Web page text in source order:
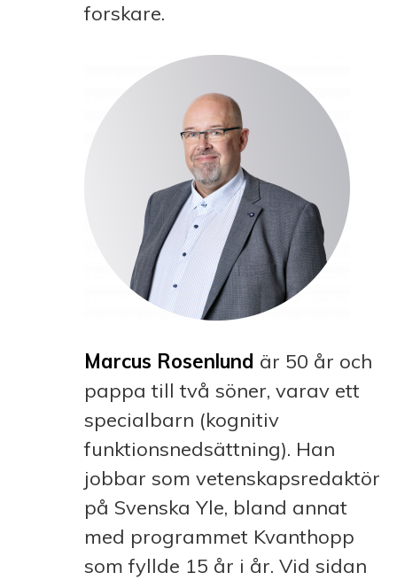
forskare.
Marcus Rosenlund är 50 år och
pappa till två söner, varav ett
specialbarn (kognitiv
funktionsnedsättning). Han
jobbar som vetenskapsredaktör
på Svenska Yle, bland annat
med programmet Kvanthopp
som fyllde 15 år i år. Vid sidan